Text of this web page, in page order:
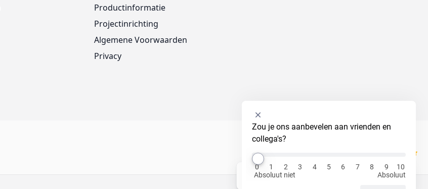
Productinformatie
Projectinrichting
Algemene Voorwaarden
Privacy
Zou je ons aanbevelen aan vrienden en
collega's?
Selecteer
een
optie
van
0
tot
0 1 2 3 4 5 6 7 8 9
10
Absoluut niet
Absoluut
Hi! Ik ben Luna, jouw virtuele assistent!